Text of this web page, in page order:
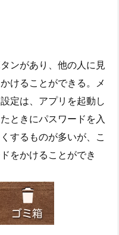
ンがあり、他の人に見
けることができる。メ
定は、アプリを起動し
ときにパスワードを入
するものが多いが、こ
をかけることができ